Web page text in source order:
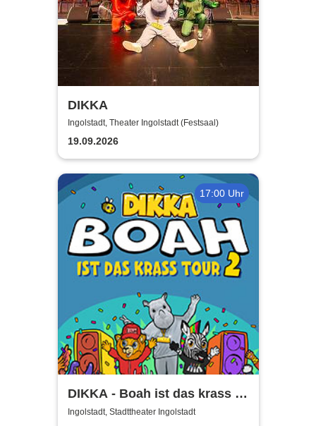
DIKKA
Ingolstadt, Theater Ingolstadt (Festsaal)
19.09.2026
17:00 Uhr
DIKKA - Boah ist das krass -
Tour 2026
Ingolstadt, Stadttheater Ingolstadt